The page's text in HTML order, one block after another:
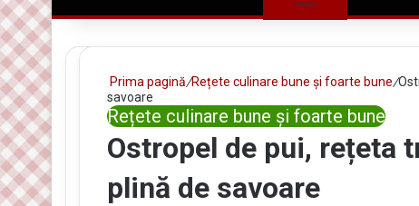
Prima pagină/Rețete culinare bune și foarte bune/
savoare
Rețete culinare bune și foarte bune
Ostropel de pui, rețeta
plină de savoare